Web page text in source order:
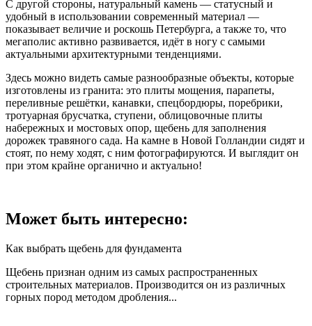
С другой стороны, натуральный камень — статусный и
удобный в использовании современный материал —
показывает величие и роскошь Петербурга, а также то, что
мегаполис активно развивается, идёт в ногу с самыми
актуальными архитектурными тенденциями.
Здесь можно видеть самые разнообразные объекты, которые
изготовлены из гранита: это плиты мощения, парапеты,
переливные решётки, канавки, спецбордюры, поребрики,
тротуарная брусчатка, ступени, облицовочные плиты
набережных и мостовых опор, щебень для заполнения
дорожек травяного сада. На камне в Новой Голландии сидят и
стоят, по нему ходят, с ним фотографируются. И выглядит он
при этом крайне органично и актуально!
Может быть интересно:
Как выбрать щебень для фундамента
Щебень признан одним из самых распространенных
строительных материалов. Производится он из различных
горных пород методом дробления...